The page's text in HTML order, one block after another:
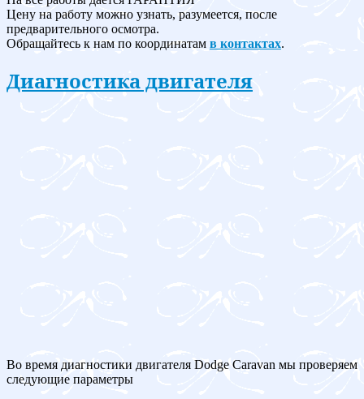
Цену на работу можно узнать, разумеется, после
предварительного осмотра.
Обращайтесь к нам по координатам в контактах.
Диагностика двигателя
Во время диагностики двигателя Dodge Caravan мы проверяем
следующие параметры